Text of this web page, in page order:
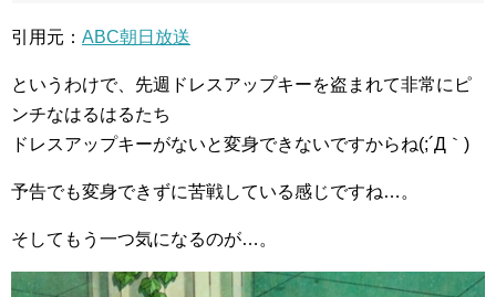
引用元： ABC朝日放送
というわけで、先週ドレスアップキーを盗まれて非常にピ
ンチなはるはるたち
ドレスアップキーがないと変身できないですからね(;´Д｀)
予告でも変身できずに苦戦している感じですね…。
そしてもう一つ気になるのが…。